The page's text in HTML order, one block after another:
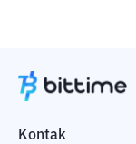
Kontak